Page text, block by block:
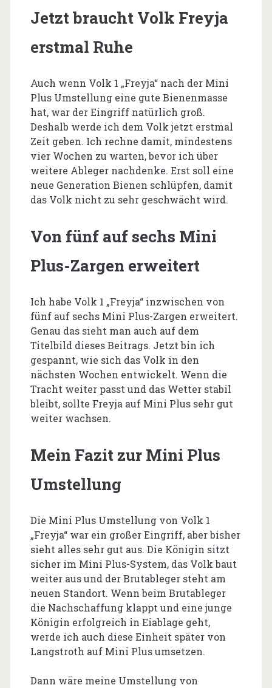
Jetzt braucht Volk Freyja
erstmal Ruhe
Auch wenn Volk 1 „Freyja“ nach der Mini
Plus Umstellung eine gute Bienenmasse
hat, war der Eingriff natürlich groß.
Deshalb werde ich dem Volk jetzt erstmal
Zeit geben. Ich rechne damit, mindestens
vier Wochen zu warten, bevor ich über
weitere Ableger nachdenke. Erst soll eine
neue Generation Bienen schlüpfen, damit
das Volk nicht zu sehr geschwächt wird.
Von fünf auf sechs Mini
Plus-Zargen erweitert
Ich habe Volk 1 „Freyja“ inzwischen von
fünf auf sechs Mini Plus-Zargen erweitert.
Genau das sieht man auch auf dem
Titelbild dieses Beitrags. Jetzt bin ich
gespannt, wie sich das Volk in den
nächsten Wochen entwickelt. Wenn die
Tracht weiter passt und das Wetter stabil
bleibt, sollte Freyja auf Mini Plus sehr gut
weiter wachsen.
Mein Fazit zur Mini Plus
Umstellung
Die Mini Plus Umstellung von Volk 1
„Freyja“ war ein großer Eingriff, aber bisher
sieht alles sehr gut aus. Die Königin sitzt
sicher im Mini Plus-System, das Volk baut
weiter aus und der Brutableger steht am
neuen Standort. Wenn beim Brutableger
die Nachschaffung klappt und eine junge
Königin erfolgreich in Eiablage geht,
werde ich auch diese Einheit später von
Langstroth auf Mini Plus umsetzen.
Dann wäre meine Umstellung von